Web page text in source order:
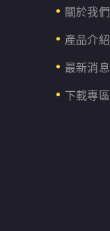
關於我們
產品介紹
最新消息
下載專區